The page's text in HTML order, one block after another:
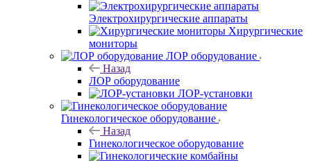
Электрохирургические аппараты
Хирургические
мониторы
ЛОР оборудование
Назад
ЛОР оборудование
ЛОР-установки
Гинекологическое оборудование
Назад
Гинекологическое оборудование